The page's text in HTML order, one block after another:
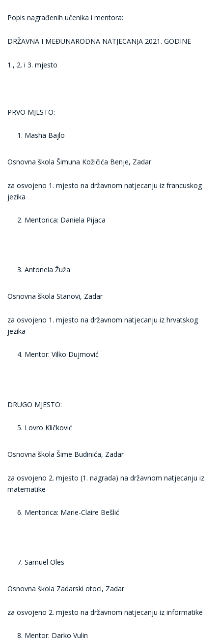
Popis nagrađenih učenika i mentora:
DRŽAVNA I MEĐUNARODNA NATJECANJA 2021. GODINE
1., 2. i 3. mjesto
PRVO MJESTO:
Masha Bajlo
Osnovna škola Šimuna Kožičića Benje, Zadar
za osvojeno 1. mjesto na državnom natjecanju iz francuskog
jezika
Mentorica: Daniela Pijaca
Antonela Žuža
Osnovna škola Stanovi, Zadar
za osvojeno 1. mjesto na državnom natjecanju iz hrvatskog
jezika
Mentor: Vilko Dujmović
DRUGO MJESTO:
Lovro Kličković
Osnovna škola Šime Budinića, Zadar
za osvojeno 2. mjesto (1. nagrada) na državnom natjecanju iz
matematike
Mentorica: Marie-Claire Bešlić
Samuel Oles
Osnovna škola Zadarski otoci, Zadar
za osvojeno 2. mjesto na državnom natjecanju iz informatike
Mentor: Darko Vulin